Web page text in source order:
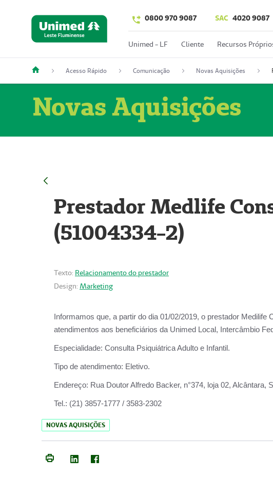
0800 970 9087 SAC 4020 9087
Unimed - LF Cliente Recursos
Acesso Rápido Comunicação Novas Aquisições
Novas Aquisições
Prestador Medlife
(51004334-2)
Texto: Relacionamento do prestador
Design: Marketing
Informamos que, a partir do dia 01/02/2019, o prestador Medilife
atendimentos aos beneficiários da Unimed Local, Intercâmbio
Especialidade: Consulta Psiquiátrica Adulto e Infantil.
Tipo de atendimento: Eletivo.
Endereço: Rua Doutor Alfredo Backer, n°374, loja 02, Alcântara,
Tel.: (21) 3857-1777 / 3583-2302
NOVAS AQUISIÇÕES